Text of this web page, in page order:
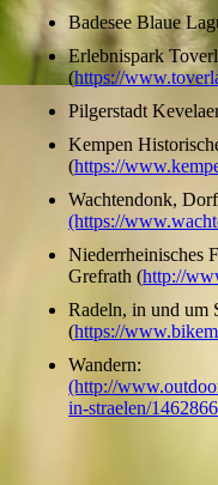
Badesee Blaue
Erlebnispark
(https://
Pilgerstadt
Kempen
(https://
Wachtendonk,
(https://
Niederrheinisches
Grefrath (http://
Radeln, in und um
(https://
Wandern:
(http://
in-straelen/